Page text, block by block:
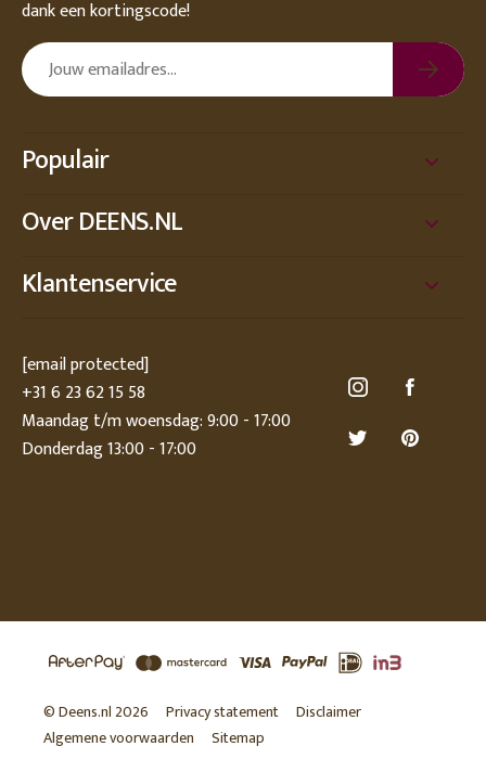
dank een kortingscode!
Populair
Over DEENS.NL
Klantenservice
[email protected]
+31 6 23 62 15 58
Maandag t/m woensdag: 9:00 - 17:00
Donderdag 13:00 - 17:00
© Deens.nl 2026 Privacy statement
Disclaimer
Algemene voorwaarden
Sitemap